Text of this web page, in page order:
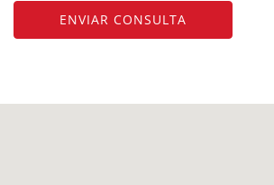
ENVIAR CONSULTA